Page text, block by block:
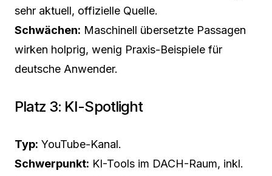
sehr aktuell, offizielle Quelle.
Schwächen: Maschinell übersetzte Passagen
wirken holprig, wenig Praxis-Beispiele für
deutsche Anwender.
Platz 3: KI-Spotlight
Typ: YouTube-Kanal.
Schwerpunkt: KI-Tools im DACH-Raum, inkl.